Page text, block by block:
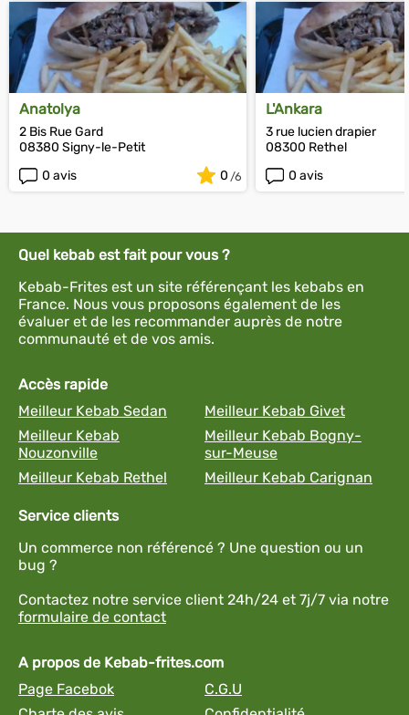
Anatolya
2 Bis Rue Gard
08380 Signy-le-Petit
0 avis
0
L'Ankara
3 rue lucien drapier
08300 Rethel
0 avis
Quel kebab est fait pour vous ?
Kebab-Frites est un site référençant les kebabs en
France. Nous vous proposons également de les
évaluer et de les recommander auprès de notre
communauté et de vos amis.
Accès rapide
Meilleur Kebab Sedan
Meilleur Kebab Givet
Meilleur Kebab
Nouzonville
Meilleur Kebab Bogny-
sur-Meuse
Meilleur Kebab Rethel
Meilleur Kebab Carignan
Service clients
Un commerce non référencé ? Une question ou un
bug ?
Contactez notre service client 24h/24 et 7j/7 via notre
formulaire de contact
A propos de Kebab-frites.com
Page Facebok
C.G.U